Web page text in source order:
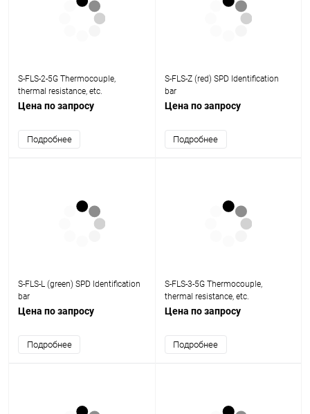
S-FLS-2-5G Thermocouple,
thermal resistance, etc.
Цена по запросу
Подробнее
S-FLS-Z (red) SPD Identification
bar
Цена по запросу
Подробнее
S-FLS-L (green) SPD Identification
bar
Цена по запросу
Подробнее
S-FLS-3-5G Thermocouple,
thermal resistance, etc.
Цена по запросу
Подробнее